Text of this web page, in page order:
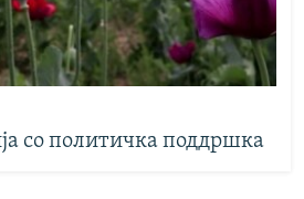
со политичка поддршка